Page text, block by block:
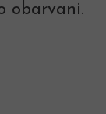
obarvani.